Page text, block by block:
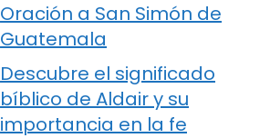
Oración a San Simón de
Guatemala
Descubre el significado
bíblico de Aldair y su
importancia en la fe